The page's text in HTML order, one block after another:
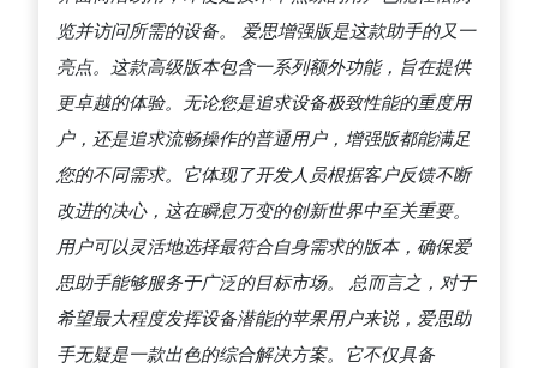
览并访问所需的设备。 爱思增强版是这款助手的又一
亮点。这款高级版本包含一系列额外功能，旨在提供
更卓越的体验。无论您是追求设备极致性能的重度用
户，还是追求流畅操作的普通用户，增强版都能满足
您的不同需求。它体现了开发人员根据客户反馈不断
改进的决心，这在瞬息万变的创新世界中至关重要。
用户可以灵活地选择最符合自身需求的版本，确保爱
思助手能够服务于广泛的目标市场。 总而言之，对于
希望最大程度发挥设备潜能的苹果用户来说，爱思助
手无疑是一款出色的综合解决方案。它不仅具备